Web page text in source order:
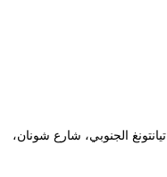
1515، رقم 575 طريق تيانتونغ الجنوبي، شارع شونان،